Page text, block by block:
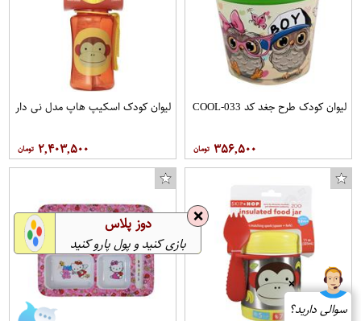
لیوان کودک طرح جغد کد COOL-033
۳۵۶,۵۰۰
لیوان کودک اسکیپ هاپ مدل نی دار
۲,۴۰۳,۵۰۰
❌
سوالی دارید؟
1
❌ دوز پلاس
بازی کنید و پول پارو کنید